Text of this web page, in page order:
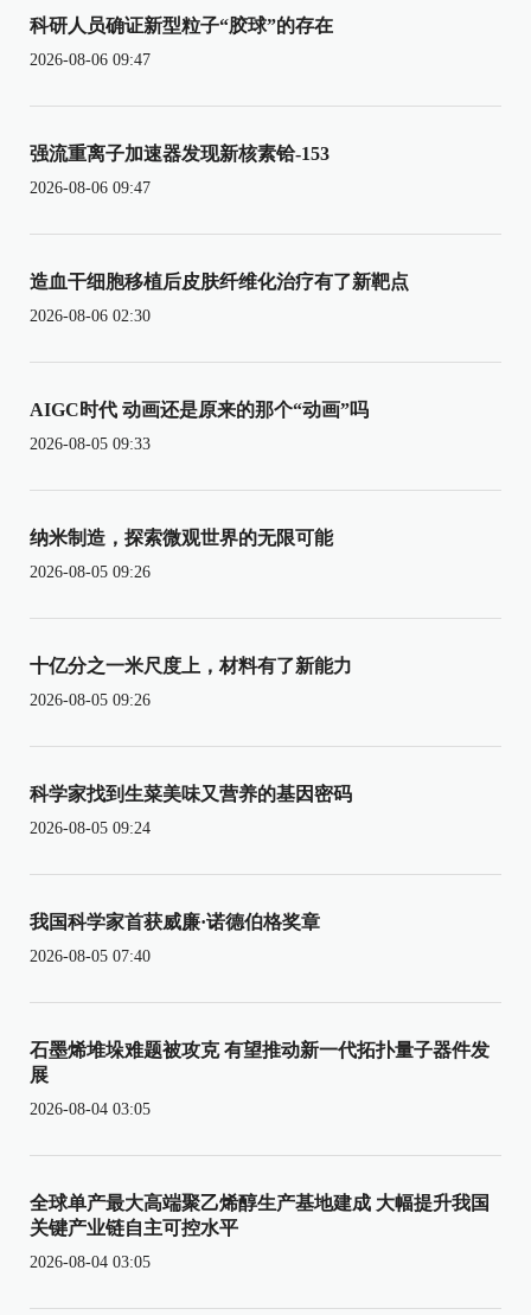
科研人员确证新型粒子“胶球”的存在
2026-08-06 09:47
强流重离子加速器发现新核素铪-153
2026-08-06 09:47
造血干细胞移植后皮肤纤维化治疗有了新靶点
2026-08-06 02:30
AIGC时代 动画还是原来的那个“动画”吗
2026-08-05 09:33
纳米制造，探索微观世界的无限可能
2026-08-05 09:26
十亿分之一米尺度上，材料有了新能力
2026-08-05 09:26
科学家找到生菜美味又营养的基因密码
2026-08-05 09:24
我国科学家首获威廉·诺德伯格奖章
2026-08-05 07:40
石墨烯堆垛难题被攻克 有望推动新一代拓扑量子器件发
展
2026-08-04 03:05
全球单产最大高端聚乙烯醇生产基地建成 大幅提升我国
关键产业链自主可控水平
2026-08-04 03:05